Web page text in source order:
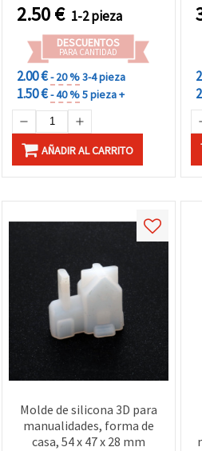
2.50€ 1-2 pieza
DESCUENTOS
PARA CANTIDAD
2.00 €- 20 %3-4 pieza
1.50 €- 40 %5 pieza +
AÑADIR AL CARRITO
Molde de silicona 3D para
manualidades, forma de
casa, 54 x 47 x 28 mm